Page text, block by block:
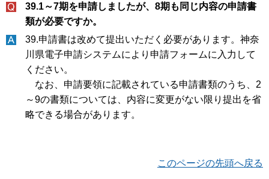
39.1～7期を申請しましたが、8期も同じ内容の申請書
類が必要ですか。
39.申請書は改めて提出いただく必要があります。神奈
川県電子申請システムにより申請フォームに入力して
ください。
なお、申請要領に記載されている申請書類のうち、2
～9の書類については、内容に変更がない限り提出を省
略できる場合があります。
このページの先頭へ戻る